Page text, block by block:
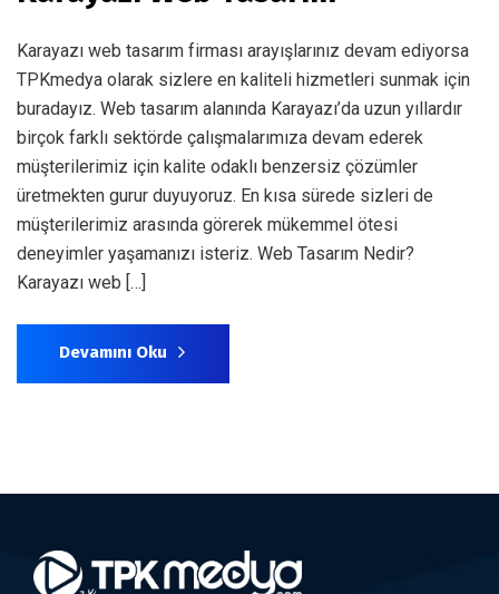
Karayazı web tasarım firması arayışlarınız devam ediyorsa
TPKmedya olarak sizlere en kaliteli hizmetleri sunmak için
buradayız. Web tasarım alanında Karayazı’da uzun yıllardır
birçok farklı sektörde çalışmalarımıza devam ederek
müşterilerimiz için kalite odaklı benzersiz çözümler
üretmekten gurur duyuyoruz. En kısa sürede sizleri de
müşterilerimiz arasında görerek mükemmel ötesi
deneyimler yaşamanızı isteriz. Web Tasarım Nedir?
Karayazı web […]
Devamını Oku